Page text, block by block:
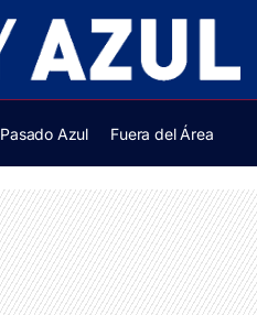
Pasado Azul Fuera del Área